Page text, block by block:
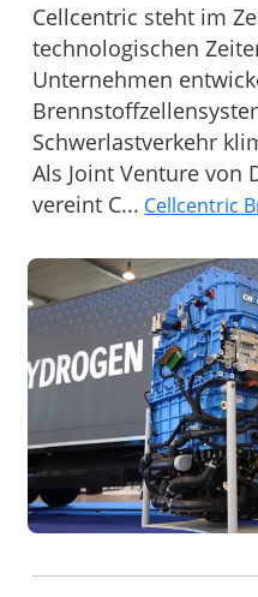
Cellcentric steht im
technologischen
Unternehmen
Schwerlastverkehr
Als Joint Venture von
vereint C... Cellcentric